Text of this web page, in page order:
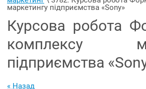
маркетингу підприємства «Sony»
Курсова робота
комплексу
підприємства
« Назад